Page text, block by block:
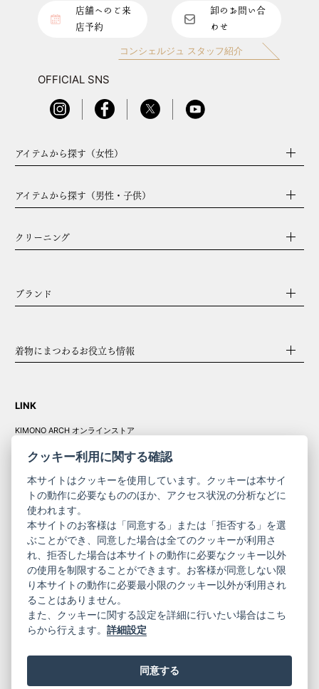
店舗へのご来
店予約
卸のお問い合
わせ
コンシェルジュ スタッフ紹介
OFFICIAL SNS
アイテムから探す（女性）
アイテムから探す（男性・子供）
クリーニング
ブランド
着物にまつわるお役立ち情報
LINK
KIMONO ARCH オンラインストア
コーポレート
サイト
きものやまと振
袖
サイト
ニュースレター
ご利用案内
お問い合わせ
プライバシーポリシー
特定商取引法に基づく表記
ご利用規約
クッキー利用に関する確認
本サイトはクッキーを使用しています。クッキーは本サイ
トの動作に必要なもののほか、アクセス状況の分析などに
使われます。
本サイトのお客様は「同意する」または「拒否する」を選
ぶことができ、同意した場合は全てのクッキーが利用さ
れ、拒否した場合は本サイトの動作に必要なクッキー以外
の使用を制限することができます。お客様が同意しない限
り本サイトの動作に必要最小限のクッキー以外が利用され
ることはありません。
また、クッキーに関する設定を詳細に行いたい場合はこち
らから行えます。詳細設定
同意する